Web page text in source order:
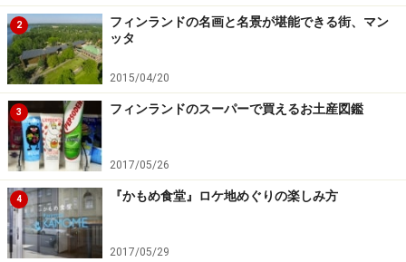
思わず見とれてしまう、あまりに独創的な
聖人たちの像
大工たちが想像力をはたらかせて表現した聖人や使徒、天使
たちの独創的でユニークな姿には思わず見入ってしまう
この内部空間で何といっても目を奪われるのが、みずか
ら柱となって説教壇を支える聖人の像と、周辺にたくさ
ん散りばめられた使徒や天使たちの、あまりに独創的な
姿。訪問客は思わずこの聖人の前に立ち止まり、しばし
2
フィンランドの名画と名景が堪能できる街、マン
ッタ
2015/04/20
3 フィンランドのスーパーで買えるお土産図鑑
2017/05/26
4 『かもめ食堂』ロケ地めぐりの楽しみ方
2017/05/29